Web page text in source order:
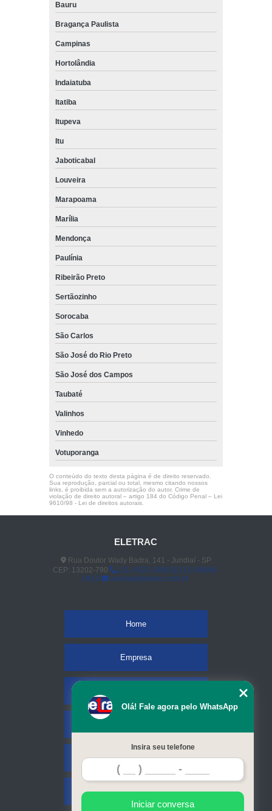
Bauru
Bragança Paulista
Campinas
Hortolândia
Indaiatuba
Itatiba
Itupeva
Itu
Jaboticabal
Louveira
Marapoama
Marília
Mendonça
Paulínia
Ribeirão Preto
Sertãozinho
Sorocaba
São Carlos
São José do Rio Preto
São José dos Campos
Taubaté
Valinhos
Vinhedo
Votuporanga
O conteúdo do texto desta página é de direito reservado.
Sua reprodução, parcial ou total, mesmo citando nossos
links, é proibida sem a autorização do autor. Crime de
violação de direito autoral – artigo 184 do Código Penal – Lei
9610/98 - Lei de direitos autorais.
ELETRAC
Rua Doutor Wady Badra, 141 - Jundiaí - SP
CEP: 13202-790
(11) 4523-3890
(11) 96848-
0413
vendas@eletrac.com.br
Home
Empresa
Contato
Mapa do site
Olá! Fale agora pelo WhatsApp
Insira seu telefone
Iniciar conversa